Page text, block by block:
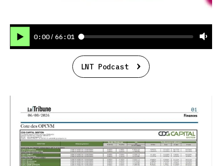
0:00 / 66:01
LNT Podcast